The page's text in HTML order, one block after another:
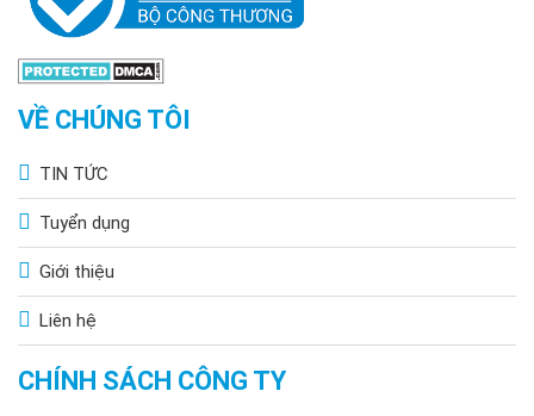
Việc lựa chọn đúng đèn không chỉ đảm bảo hiệu quả chiếu
với đặc điểm không gian sử dụng. Điều này đòi hỏi người mua
cần cân nhắc các yếu tố như công suất, khả năng chống nước,
Công suất và độ sáng
Chọn đèn có công suất phù hợp với diện tích vùng cần
chiếu sáng.
Độ sáng cao giúp tạo hiệu ứng rõ ràng, nhất là trong các
khu vực yêu cầu an ninh hoặc trang trí nổi bật.
Đặc biệt, đèn LED năng lượng mặt trời có thể cung cấp
độ sáng từ 100 đến 300 lumen, phù hợp với nhiều mục
đích.
VỀ CHÚNG TÔI
TIN TỨC
Tuyển dụng
Giới thiệu
Liên hệ
CHÍNH SÁCH CÔNG TY